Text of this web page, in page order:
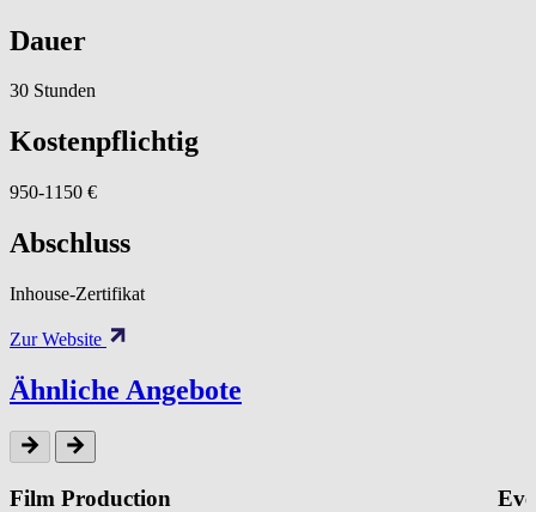
Dauer
30 Stunden
Kostenpflichtig
950-1150 €
Abschluss
Inhouse-Zertifikat
Zur Website
Ähnliche Angebote
Film Production